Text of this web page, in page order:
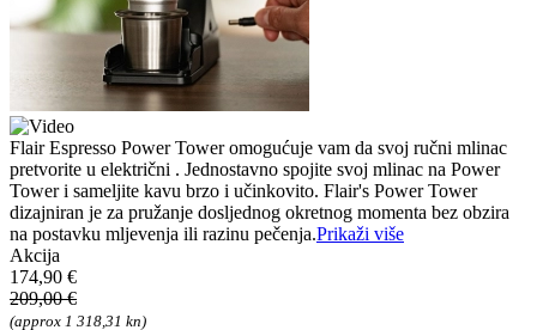
Flair Espresso Power Tower omogućuje vam da svoj ručni mlinac
pretvorite u električni . Jednostavno spojite svoj mlinac na Power
Tower i sameljite kavu brzo i učinkovito. Flair's Power Tower
dizajniran je za pružanje dosljednog okretnog momenta bez obzira
na postavku mljevenja ili razinu pečenja.Prikaži više
Akcija
174,90 €
209,00 €
(approx 1 318,31 kn)